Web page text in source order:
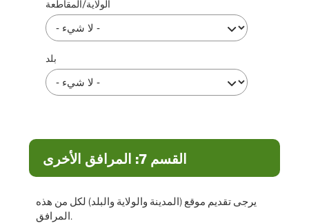
الولاية/المقاطعة
بلد
القسم 7: المرافق الأخرى
يرجى تقديم موقع (المدينة والولاية والبلد) لكل من هذه
المرافق.